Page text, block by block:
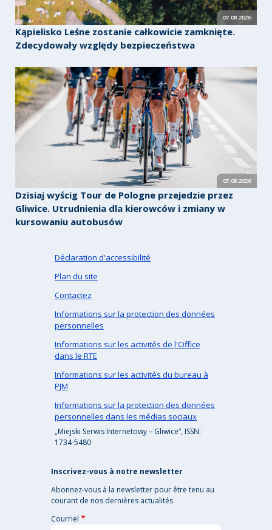
07.08.2026
Kąpielisko Leśne zostanie całkowicie zamknięte.
Zdecydowały względy bezpieczeństwa
07.08.2026
Dzisiaj wyścig Tour de Pologne przejedzie przez
Gliwice. Utrudnienia dla kierowców i zmiany w
kursowaniu autobusów
Déclaration d'accessibilité
Plan du site
Contactez
Informations sur la protection des données
personnelles
Informations sur les activités de l'Office
dans le RTE
Informations sur les activités du bureau à
PJM
Informations sur la protection des données
personnelles dans les médias sociaux
„Miejski Serwis Internetowy – Gliwice”, ISSN:
1734-5480
Inscrivez-vous à notre newsletter
Abonnez-vous à la newsletter pour être tenu au
courant de nos dernières actualités
Courriel